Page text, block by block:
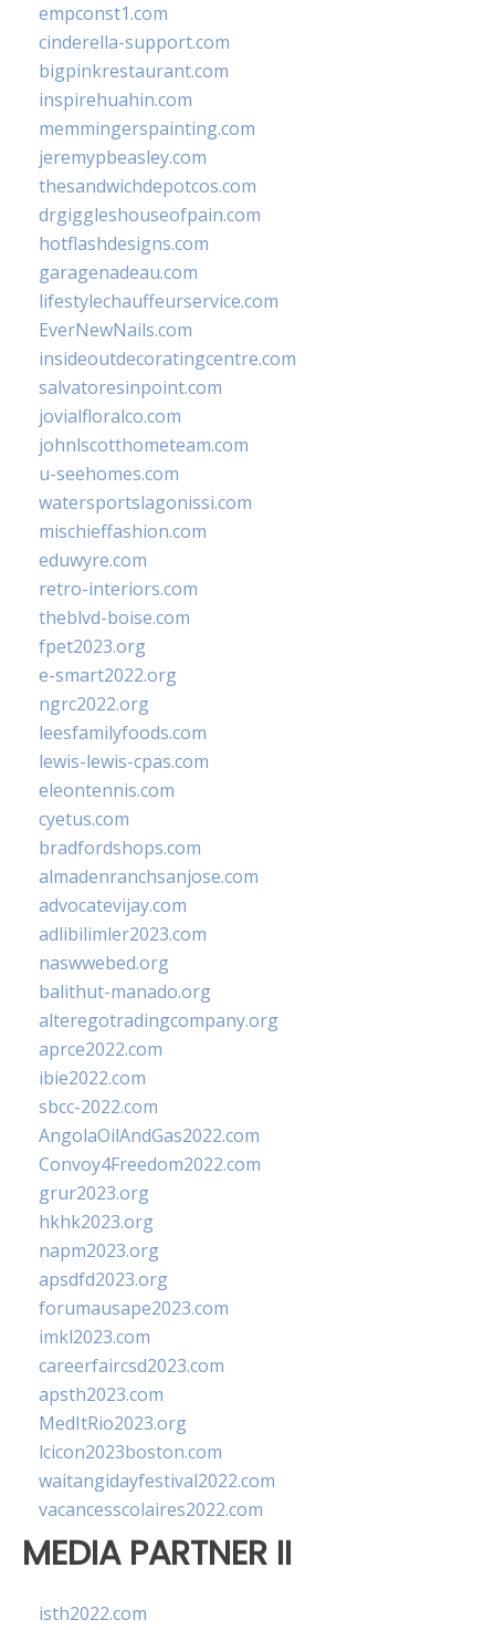
empconst1.com
cinderella-support.com
bigpinkrestaurant.com
inspirehuahin.com
memmingerspainting.com
jeremypbeasley.com
thesandwichdepotcos.com
drgiggleshouseofpain.com
hotflashdesigns.com
garagenadeau.com
lifestylechauffeurservice.com
EverNewNails.com
insideoutdecoratingcentre.com
salvatoresinpoint.com
jovialfloralco.com
johnlscotthometeam.com
u-seehomes.com
watersportslagonissi.com
mischieffashion.com
eduwyre.com
retro-interiors.com
theblvd-boise.com
fpet2023.org
e-smart2022.org
ngrc2022.org
leesfamilyfoods.com
lewis-lewis-cpas.com
eleontennis.com
cyetus.com
bradfordshops.com
almadenranchsanjose.com
advocatevijay.com
adlibilimler2023.com
naswwebed.org
balithut-manado.org
alteregotradingcompany.org
aprce2022.com
ibie2022.com
sbcc-2022.com
AngolaOilAndGas2022.com
Convoy4Freedom2022.com
grur2023.org
hkhk2023.org
napm2023.org
apsdfd2023.org
forumausape2023.com
imkl2023.com
careerfaircsd2023.com
apsth2023.com
MedItRio2023.org
lcicon2023boston.com
waitangidayfestival2022.com
vacancesscolaires2022.com
MEDIA PARTNER II
isth2022.com